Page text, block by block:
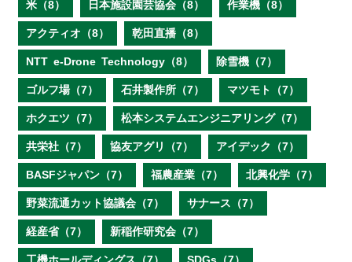
米（8） 日本施設園芸協会（8） 作業機（8）
アクティオ（8） 乾田直播（8）
NTT e‐Drone Technology（8） 除雪機（7）
ゴルフ場（7） 石井製作所（7） マツモト（7）
ホクエツ（7） 松本システムエンジニアリング（7）
共栄社（7） 協友アグリ（7） アイデック（7）
BASFジャパン（7） 福農産業（7） 北興化学（7）
野菜流通カット協議会（7） サナース（7）
経産省（7） 新稲作研究会（7）